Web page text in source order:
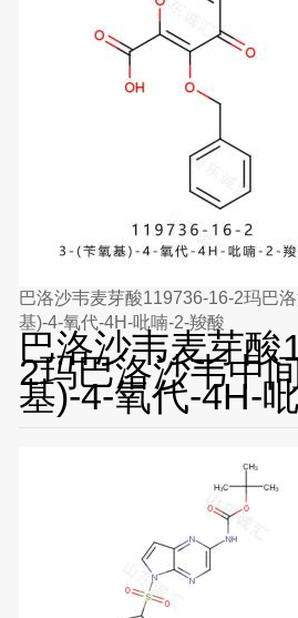
巴洛沙韦麦芽酸119736-16-2玛巴
基)-4-氧代-4H-吡喃-2-羧酸
巴洛沙韦麦芽酸
2玛巴洛沙韦中
基)-4-氧代-4H-